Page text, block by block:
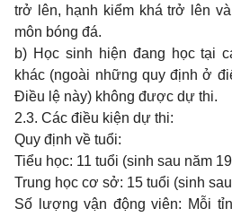
trở lên, hạnh kiểm khá trở lên
môn bóng đá.
b) Học sinh hiện đang học tại
khác (ngoài những quy định ở
Điều lệ này) không được dự thi.
2.3. Các điều kiện dự thi:
Quy định về tuổi:
Tiểu học: 11 tuổi (sinh sau năm
Trung học cơ sở: 15 tuổi (sinh
Số lượng vận động viên: Mỗi